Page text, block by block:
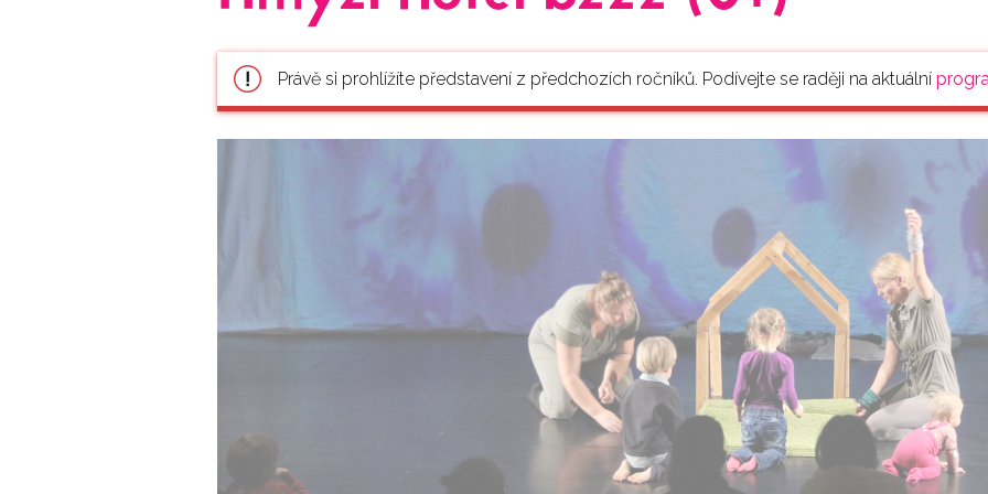
Právě si prohlížíte představení z předchozích ročníků. Podívejte se raději na aktuální